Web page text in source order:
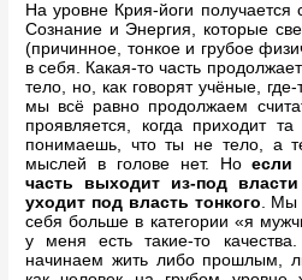
На уровне Крия-йоги
Сознание и Энергия, которые
(причинное, тонкое и грубое
в себя. Какая-то часть
тело, но, как говорят учёные,
мы всё равно продолжаем
проявляется, когда приходит
понимаешь, что ты не тело, а
мыслей в голове нет. Ноесли
часть выходит из-под
уходит под власть тонкого. Мы
себя больше в категории «я
у меня есть такие-то
начинаем жить либо прошлым,